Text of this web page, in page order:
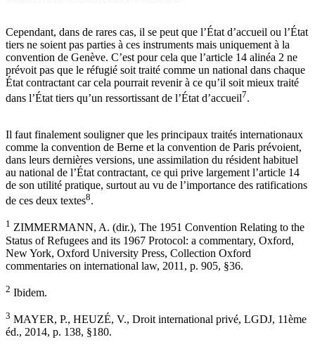
Cependant, dans de rares cas, il se peut que l’État d’accueil ou l’État
tiers ne soient pas parties à ces instruments mais uniquement à la
convention de Genève. C’est pour cela que l’article 14 alinéa 2 ne
prévoit pas que le réfugié soit traité comme un national dans chaque
État contractant car cela pourrait revenir à ce qu’il soit mieux traité
dans l’État tiers qu’un ressortissant de l’État d’accueil7.
Il faut finalement souligner que les principaux traités internationaux
comme la convention de Berne et la convention de Paris prévoient,
dans leurs dernières versions, une assimilation du résident habituel
au national de l’État contractant, ce qui prive largement l’article 14
de son utilité pratique, surtout au vu de l’importance des ratifications
de ces deux textes8.
1 ZIMMERMANN, A. (dir.), The 1951 Convention Relating to the
Status of Refugees and its 1967 Protocol: a commentary, Oxford,
New York, Oxford University Press, Collection Oxford
commentaries on international law, 2011, p. 905, §36.
2 Ibidem.
3 MAYER, P., HEUZÉ, V., Droit international privé, LGDJ, 11ème
éd., 2014, p. 138, §180.